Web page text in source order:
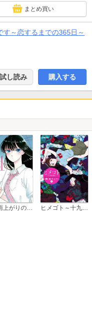
まとめ買い
す～恋するまでの365日～
し読み 購入する
恋は雨上がりのように ヒメゴト～十九歳の制服～